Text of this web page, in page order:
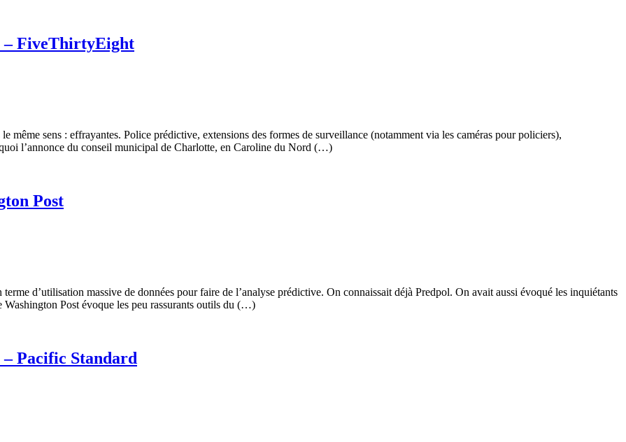
– FiveThirtyEight
même sens : effrayantes. Police prédictive, extensions des formes de surveillance (notamment via les caméras pour policiers),
l’annonce du conseil municipal de Charlotte, en Caroline du Nord (…)
Post
d’utilisation massive de données pour faire de l’analyse prédictive. On connaissait déjà Predpol. On avait aussi évoqué les inquiétants
Post évoque les peu rassurants outils du (…)
Pacific Standard